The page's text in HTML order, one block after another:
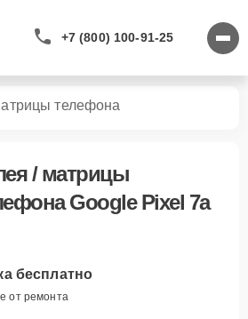
+7 (800) 100-91-25
телефона
/ матрицы
Google Pixel 7a
бесплатно
от ремонта